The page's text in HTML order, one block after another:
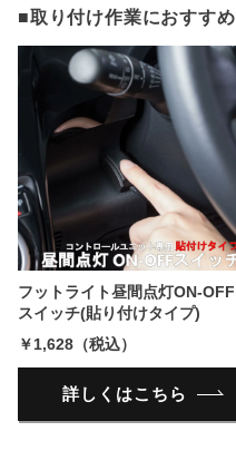
■取り付け作業におすすめ
フットライト昼間点灯ON-OFF
スイッチ(貼り付けタイプ)
￥1,628（税込）
詳しくはこちら